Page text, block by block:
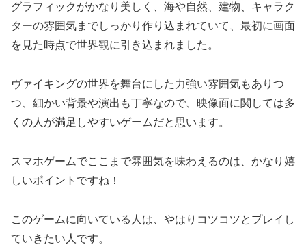
グラフィックがかなり美しく、海や自然、建物、キャラク
ターの雰囲気までしっかり作り込まれていて、最初に画面
を見た時点で世界観に引き込まれました。
ヴァイキングの世界を舞台にした力強い雰囲気もありつ
つ、細かい背景や演出も丁寧なので、映像面に関しては多
くの人が満足しやすいゲームだと思います。
スマホゲームでここまで雰囲気を味わえるのは、かなり嬉
しいポイントですね！
このゲームに向いている人は、やはりコツコツとプレイし
ていきたい人です。